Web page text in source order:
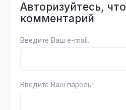
Авторизуйтесь,
комментарий
Введите Ваш e-mail:
Введите Ваш пароль: